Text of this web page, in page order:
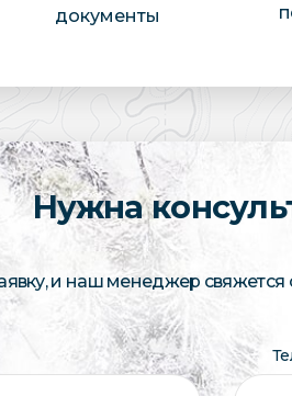
документы
Нужна
и наш менеджер